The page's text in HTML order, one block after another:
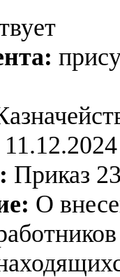
11.12.2024
Приказ
О